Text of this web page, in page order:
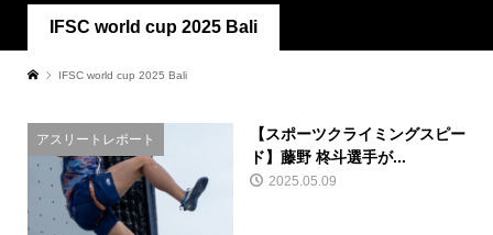
IFSC world cup 2025 Bali
IFSC world cup 2025 Bali
アスリートレポート
【スポーツクライミングスピー
ド】藤野 柊斗選手が...
2025.05.09